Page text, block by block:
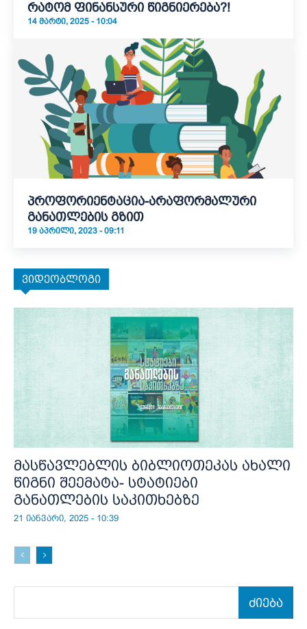
რატომ ფინანსური წიგნიერება?!
14 ᲛᲐᲠᲢᲘ, 2025 - 10:04
პროფორიენტაცია-არაფორმალური
განათლების გზით
19 ᲐᲞᲠᲘᲚᲘ, 2023 - 09:11
ვიდეობლოგი
მასწავლებლის ბიბლიოთეკას ახალი
წიგნი შეემატა- სტატიები
განათლების საკითხებზე
21 იანვარი, 2025 - 10:39
ძიება